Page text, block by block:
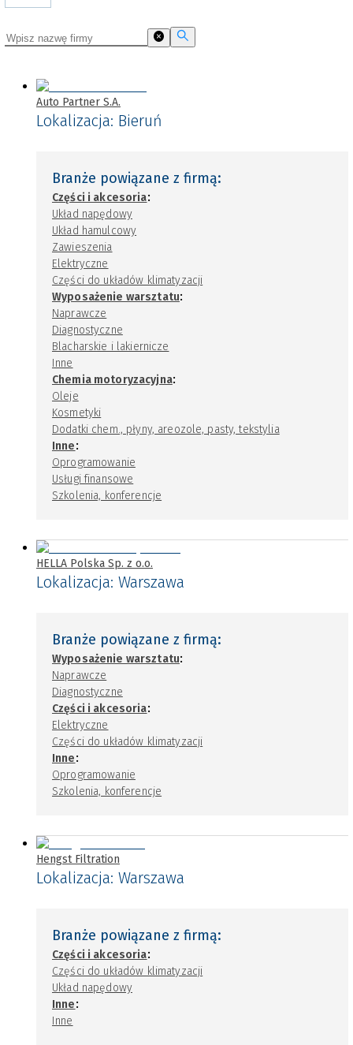
Auto Partner S.A.
Lokalizacja: Bieruń
Branże powiązane z firmą:
Części i akcesoria:
Układ napędowy
Układ hamulcowy
Zawieszenia
Elektryczne
Części do układów klimatyzacji
Wyposażenie warsztatu:
Naprawcze
Diagnostyczne
Blacharskie i lakiernicze
Inne
Chemia motoryzacyjna:
Oleje
Kosmetyki
Dodatki chem., płyny, areozole, pasty, tekstylia
Inne:
Oprogramowanie
Usługi finansowe
Szkolenia, konferencje
HELLA Polska Sp. z o.o.
Lokalizacja: Warszawa
Branże powiązane z firmą:
Wyposażenie warsztatu:
Naprawcze
Diagnostyczne
Części i akcesoria:
Elektryczne
Części do układów klimatyzacji
Inne:
Oprogramowanie
Szkolenia, konferencje
Hengst Filtration
Lokalizacja: Warszawa
Branże powiązane z firmą:
Części i akcesoria:
Części do układów klimatyzacji
Układ napędowy
Inne:
Inne